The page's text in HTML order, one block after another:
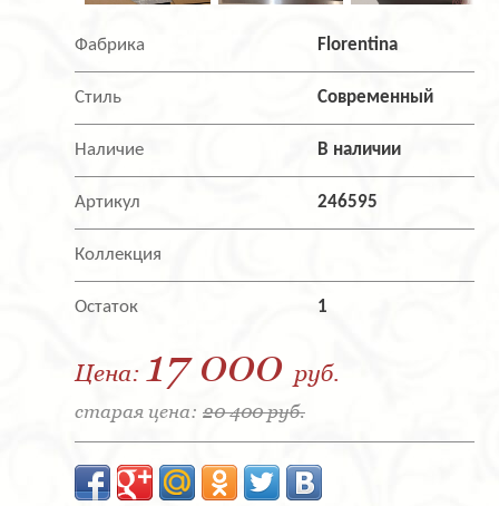
Фабрика Florentina
Стиль Современный
Наличие В наличии
Артикул 246595
Коллекция
Остаток 1
Цена: 17 000 руб.
старая цена: 20 400 руб.